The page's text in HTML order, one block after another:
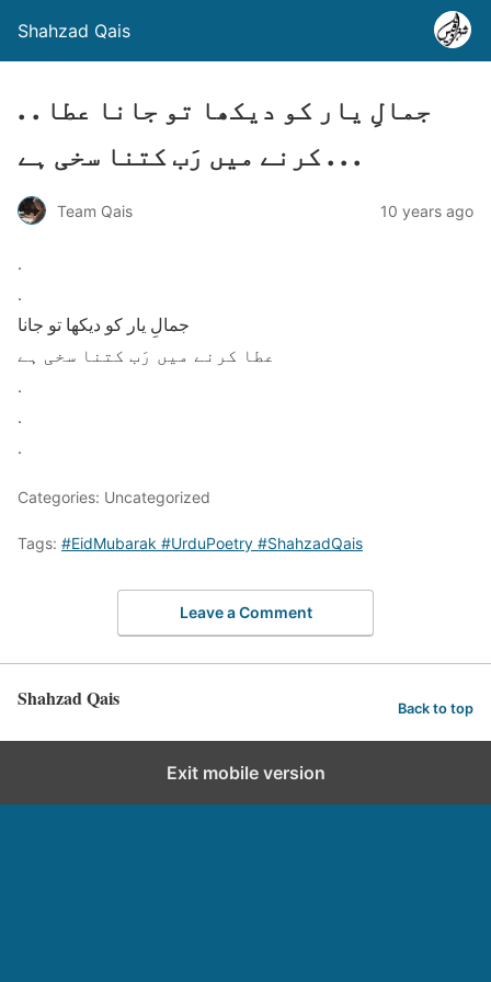
Shahzad Qais
. . جمالِ یار کو دیکھا تو جانا عطا
کرنے میں رَب کتنا سخی ہے . . .
Team Qais 10 years ago
.
.
جمالِ یار کو دیکھا تو جانا
عطا کرنے میں رَب کتنا سخی ہے
.
.
.
Categories: Uncategorized
Tags: #EidMubarak #UrduPoetry #ShahzadQais
Leave a Comment
Shahzad Qais Back to top
Exit mobile version